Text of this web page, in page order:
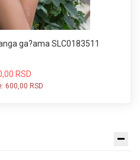
ga?ama SLC0183511
RSD
600,00 RSD